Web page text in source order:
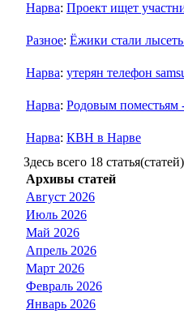
Нарва: Проект ищет
Разное: Ёжики стали лысеть
Нарва: утерян телефон
Нарва: Родовым поместьям
Нарва: КВН в Нарве
Здесь всего 18 статья(статей)
Архивы статей
Август 2026
Июль 2026
Май 2026
Апрель 2026
Март 2026
Февраль 2026
Январь 2026